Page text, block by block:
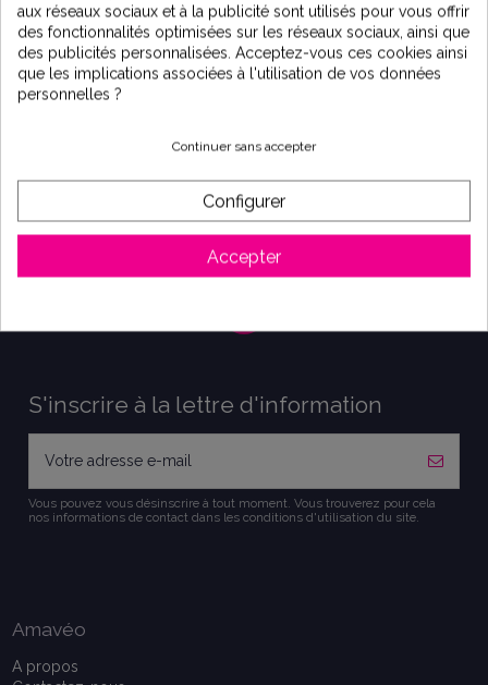
Passerelle connecté LR-
S'inscrire à la lettre d'information
Vous pouvez vous désinscrire à tout moment. Vous trouverez pour cela
nos informations de contact dans les conditions d'utilisation du site.
Amavéo
A propos
aux réseaux sociaux et à la publicité sont utilisés pour vous offrir
des fonctionnalités optimisées sur les réseaux sociaux, ainsi que
des publicités personnalisées. Acceptez-vous ces cookies ainsi
que les implications associées à l'utilisation de vos données
personnelles ?
Continuer sans accepter
Configurer
Accepter